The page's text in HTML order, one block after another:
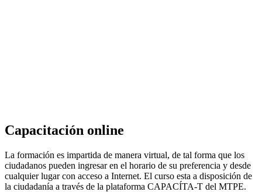
Capacitación online
La formación es impartida de manera virtual, de tal forma que los
ciudadanos pueden ingresar en el horario de su preferencia y desde
cualquier lugar con acceso a Internet. El curso esta a disposición de
la ciudadanía a través de la plataforma CAPACÍTA-T del MTPE.